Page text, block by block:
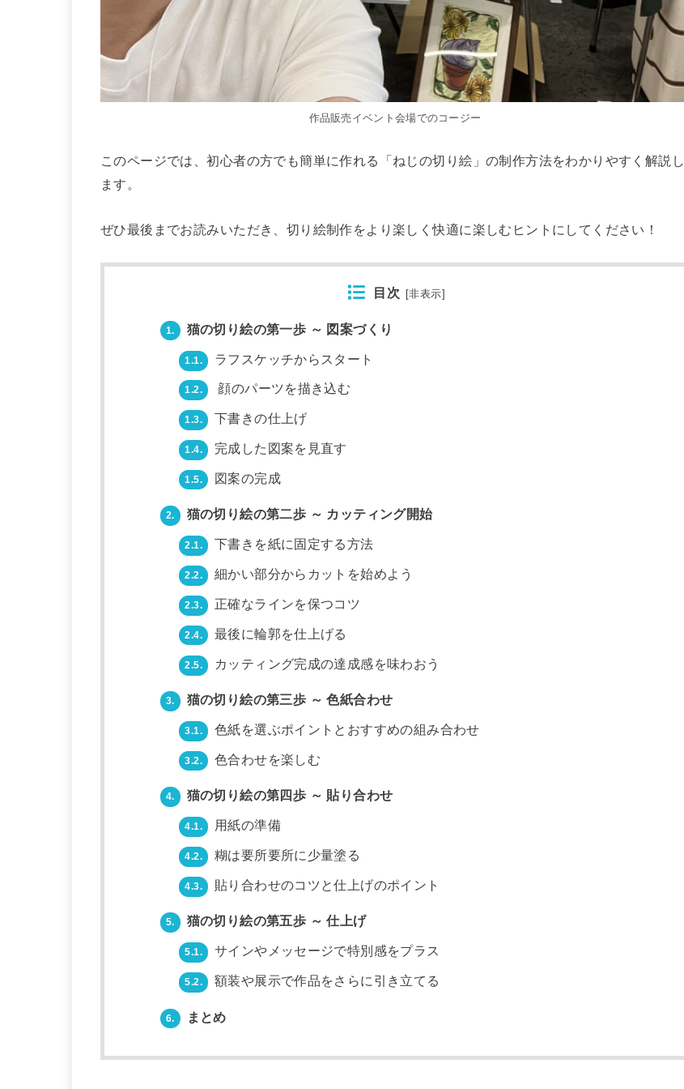
作品販売イベント会場でのコージー
このページでは、初心者の方でも簡単に作れる「ねじの切り絵」の制作方法をわかりやすく解説し
ます。
ぜひ最後までお読みいただき、切り絵制作をより楽しく快適に楽しむヒントにしてください！
目次 [非表示
1. 猫の切り絵の第一歩 ～ 図案づくり
1.1. ラフスケッチからスタート
1.2. 顔のパーツを描き込む
1.3. 下書きの仕上げ
1.4. 完成した図案を見直す
1.5. 図案の完成
2. 猫の切り絵の第二歩 ～ カッティング開始
2.1. 下書きを紙に固定する方法
2.2. 細かい部分からカットを始めよう
2.3. 正確なラインを保つコツ
2.4. 最後に輪郭を仕上げる
2.5. カッティング完成の達成感を味わおう
3. 猫の切り絵の第三歩 ～ 色紙合わせ
3.1. 色紙を選ぶポイントとおすすめの組み合わせ
3.2. 色合わせを楽しむ
4. 猫の切り絵の第四歩 ～ 貼り合わせ
4.1. 用紙の準備
4.2. 糊は要所要所に少量塗る
4.3. 貼り合わせのコツと仕上げのポイント
5. 猫の切り絵の第五歩 ～ 仕上げ
5.1. サインやメッセージで特別感をプラス
5.2. 額装や展示で作品をさらに引き立てる
6. まとめ